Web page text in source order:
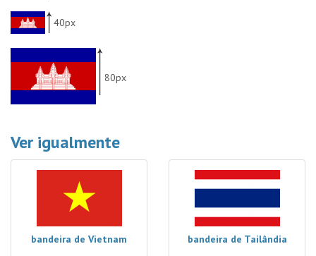
40px
80px
Ver igualmente
bandeira de Vietnam bandeira de Tailândia